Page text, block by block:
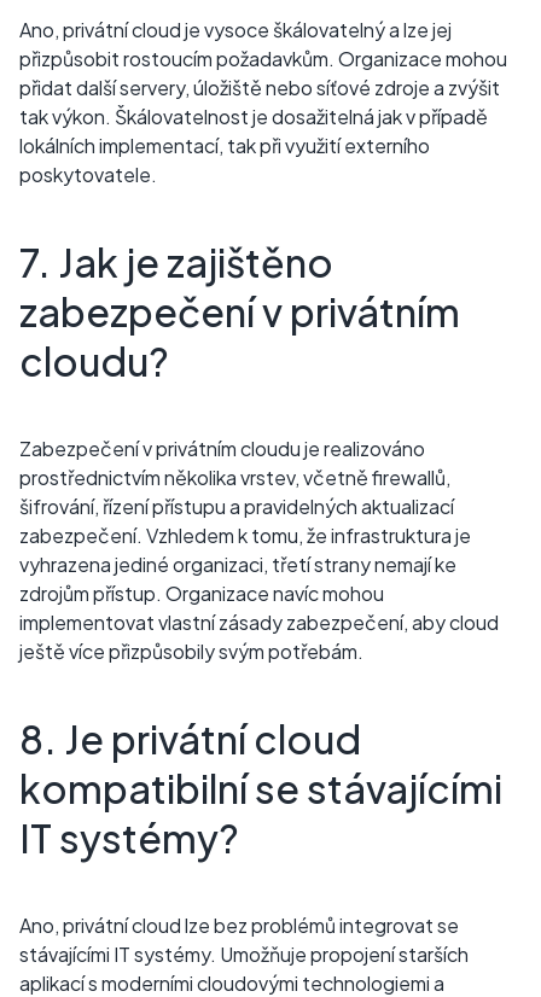
Ano, privátní cloud je vysoce škálovatelný a lze jej
přizpůsobit rostoucím požadavkům. Organizace mohou
přidat další servery, úložiště nebo síťové zdroje a zvýšit
tak výkon. Škálovatelnost je dosažitelná jak v případě
lokálních implementací, tak při využití externího
poskytovatele.
7. Jak je zajištěno
zabezpečení v privátním
cloudu?
Zabezpečení v privátním cloudu je realizováno
prostřednictvím několika vrstev, včetně firewallů,
šifrování, řízení přístupu a pravidelných aktualizací
zabezpečení. Vzhledem k tomu, že infrastruktura je
vyhrazena jediné organizaci, třetí strany nemají ke
zdrojům přístup. Organizace navíc mohou
implementovat vlastní zásady zabezpečení, aby cloud
ještě více přizpůsobily svým potřebám.
8. Je privátní cloud
kompatibilní se stávajícími
IT systémy?
Ano, privátní cloud lze bez problémů integrovat se
stávajícími IT systémy. Umožňuje propojení starších
aplikací s moderními cloudovými technologiemi a